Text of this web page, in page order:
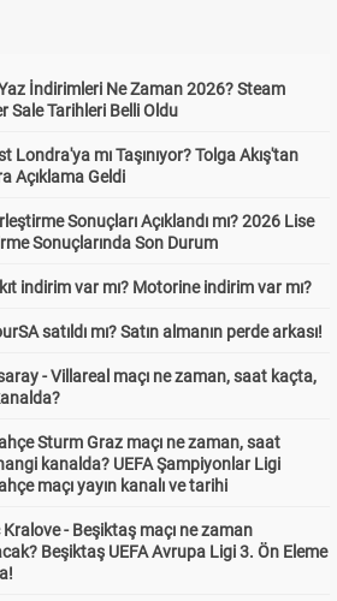
İndirimleri Ne Zaman 2026? Steam
Sale Tarihleri Belli Oldu
Londra'ya mı Taşınıyor? Tolga Akış'tan
Açıklama Geldi
Sonuçları Açıklandı mı? 2026 Lise
Sonuçlarında Son Durum
indirim var mı? Motorine indirim var mı?
satıldı mı? Satın almanın perde arkası!
- Villareal maçı ne zaman, saat kaçta,
Sturm Graz maçı ne zaman, saat
kanalda? UEFA Şampiyonlar Ligi
maçı yayın kanalı ve tarihi
- Beşiktaş maçı ne zaman
Beşiktaş UEFA Avrupa Ligi 3. Ön Eleme